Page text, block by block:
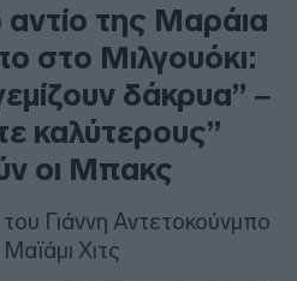
αντίο της Μαράια
στο Μιλγουόκι:
δάκρυα” –
καλύτερους”
οι Μπακς
Γιάννη Αντετοκούνμπο
Χιτς